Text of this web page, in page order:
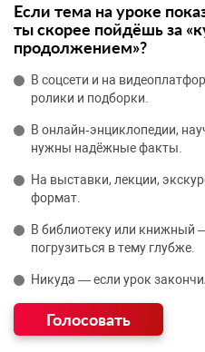
Если тема на уроке
ты скорее пойдёшь за
продолжением»?
В соцсети и на
ролики и подборки.
В онлайн‑энциклопедии,
нужны надёжные факты.
На выставки, лекции,
формат.
В библиотеку или книжный
погрузиться в тему глубже.
Никуда — если урок